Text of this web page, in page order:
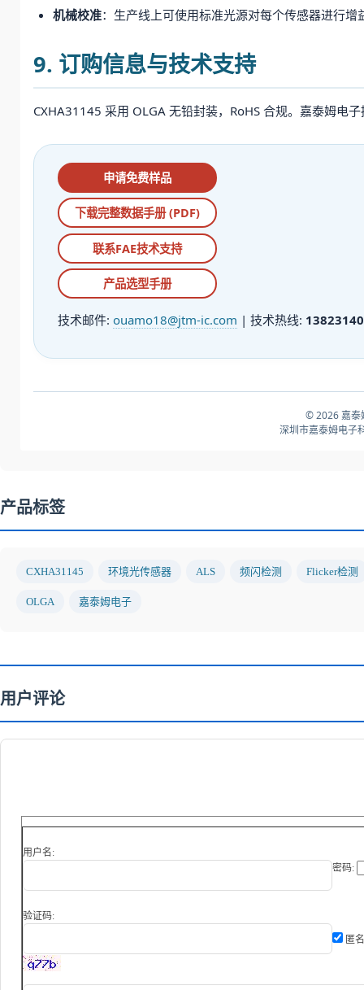
机械校准：生产线上可使用标准光源对每个传感器进行
9. 订购信息与技术支持
CXHA31145 采用 OLGA 无铅封装，RoHS 合规。嘉泰姆电
申请免费样品
下载完整数据手册 (PDF)
联系FAE技术支持
产品选型手册
技术邮件: ouamo18@jtm-ic.com | 技术热线:
© 2026 嘉泰
深圳市嘉泰姆电子
产品标签
CXHA31145 环境光传感器 ALS 频闪检测 Flicker检测
OLGA 嘉泰姆电子
用户评论
用户名:
密码:
验证码:
匿